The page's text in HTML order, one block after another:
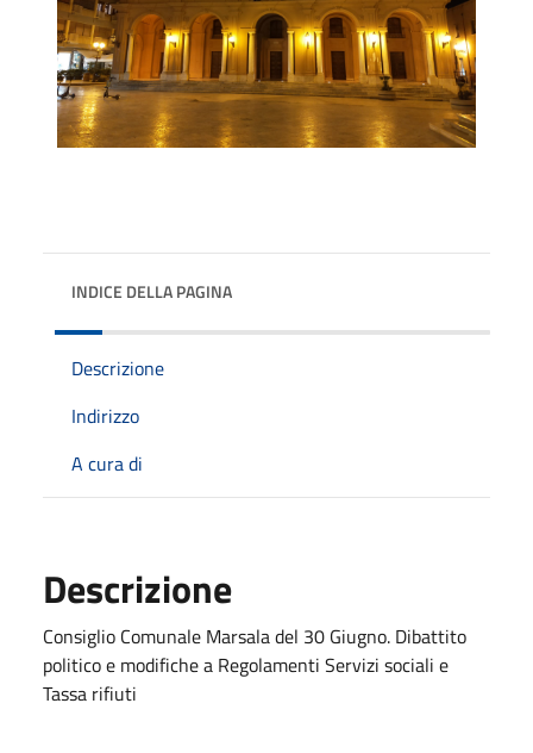
INDICE DELLA PAGINA
Descrizione
Indirizzo
A cura di
Descrizione
Consiglio Comunale Marsala del 30 Giugno. Dibattito
politico e modifiche a Regolamenti Servizi sociali e
Tassa rifiuti